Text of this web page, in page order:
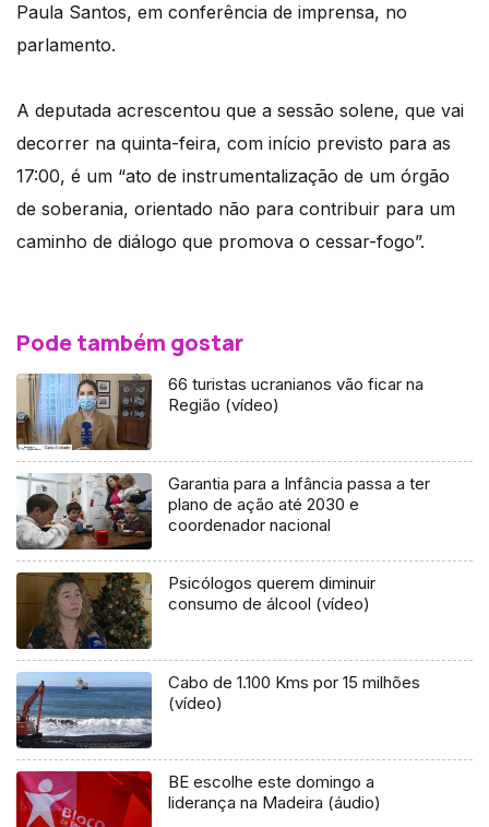
Paula Santos, em conferência de imprensa, no
parlamento.
A deputada acrescentou que a sessão solene, que vai
decorrer na quinta-feira, com início previsto para as
17:00, é um “ato de instrumentalização de um órgão
de soberania, orientado não para contribuir para um
caminho de diálogo que promova o cessar-fogo”.
Pode também gostar
66 turistas ucranianos vão ficar na
Região (vídeo)
Garantia para a Infância passa a ter
plano de ação até 2030 e
coordenador nacional
Psicólogos querem diminuir
consumo de álcool (vídeo)
Cabo de 1.100 Kms por 15 milhões
(vídeo)
BE escolhe este domingo a
liderança na Madeira (áudio)